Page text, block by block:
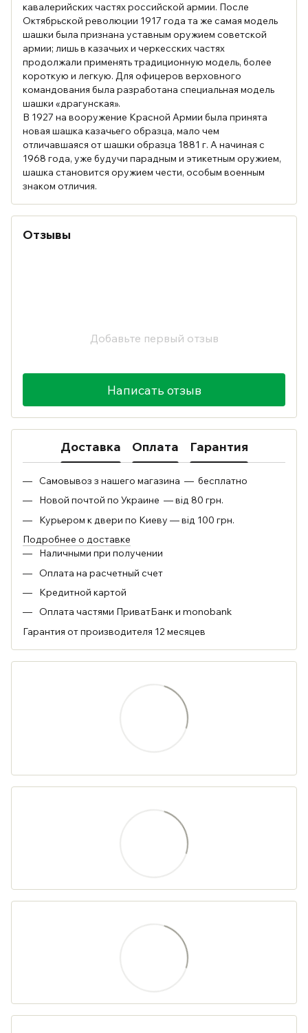
кавалерийских частях российской армии. После
Октябрьской революции 1917 года та же самая модель
шашки была признана уставным оружием советской
армии; лишь в казачьих и черкесских частях
продолжали применять традиционную модель, более
короткую и легкую. Для офицеров верховного
командования была разработана специальная модель
шашки «драгунская».
В 1927 на вооружение Красной Армии была принята
новая шашка казачьего образца, мало чем
отличавшаяся от шашки образца 1881 г. А начиная с
1968 года, уже будучи парадным и этикетным оружием,
шашка становится оружием чести, особым военным
знаком отличия.
Отзывы
Добавьте первый отзыв
Написать отзыв
Доставка Оплата Гарантия
Самовывоз з нашего магазина — бесплатно
Новой почтой по Украине — від 80 грн.
Курьером к двери по Киеву — від 100 грн.
Подробнее о доставке
Наличными при получении
Оплата на расчетный счет
Кредитной картой
Оплата частями ПриватБанк и monobank
Гарантия от производителя 12 месяцев